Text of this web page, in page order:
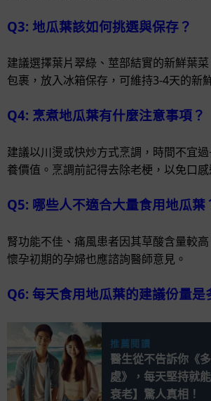
Q3: 地瓜葉該如何挑選與保存？
建議選擇葉片翠綠、莖部結實的新鮮葉
包裹，放入冰箱保存，可維持3-4天的新
Q4: 烹煮地瓜葉有什麼注意事項？
建議以川燙或快炒方式烹調，時間不宜
養價值。烹調前記得去除老梗，以免口感
Q5: 哪些人不適合大量食用地瓜葉
腎功能不佳、痛風患者因其草酸含量較
懷孕初期的孕婦也應諮詢醫師意見。
Q6: 每天食用地瓜葉的建議份量是
推薦閱讀
醫生從不告訴你《
處》，每天堅持就
衰老】驚人真相！